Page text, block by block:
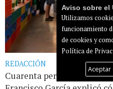
REDACCIÓN
Cuarenta personas asisten
Aviso sobre el
Utilizamos
funcionamiento
de cookies y
Política de
Aceptar